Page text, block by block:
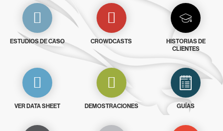
ESTUDIOS DE CASO CROWDCASTS
HISTORIAS DE
CLIENTES
VER DATA SHEET DEMOSTRACIONES GUÍAS